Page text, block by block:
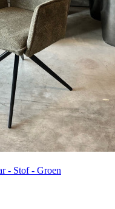
- Stof - Groen